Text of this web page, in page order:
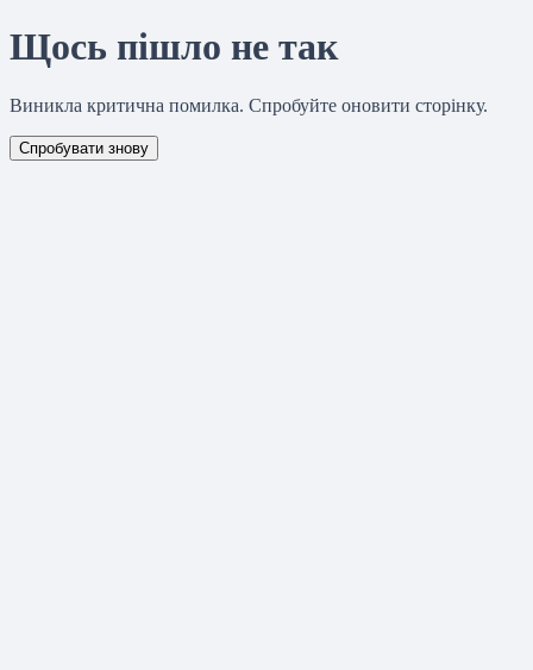
Щось пішло не так
Виникла критична помилка. Спробуйте оновити сторінку.
Спробувати знову